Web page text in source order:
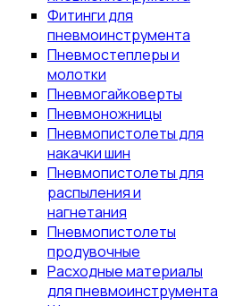
Фитинги для
пневмоинструмента
Пневмостеплеры и
молотки
Пневмогайковерты
Пневмоножницы
Пневмопистолеты для
накачки шин
Пневмопистолеты для
распыления и
нагнетания
Пневмопистолеты
продувочные
Расходные материалы
для пневмоинструмента